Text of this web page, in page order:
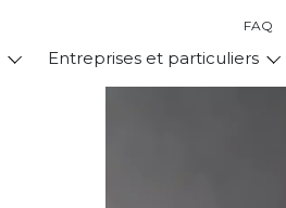
FAQ
Entreprises et particuliers